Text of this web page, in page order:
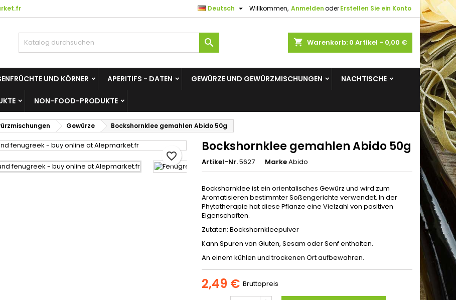
Willkommen, AnmeldenoderErstellen Sie ein Konto
Deutsch 
shopping_cart Warenkorb: 0 Artikel - 0,00 €

UND KÖRNER APERITIFS - DATEN GEWÜRZE UND GEWÜRZMISCHUNGEN NACHTISCHE
NON-FOOD-PRODUKTE
Gewürze Bockshornklee gemahlen Abido 50g
Bockshornklee gemahlen Abido 50g
Artikel-Nr.5627 MarkeAbido
Bockshornklee ist ein orientalisches Gewürz und wird zum
Aromatisieren bestimmter Soßengerichte verwendet. In der
Phytotherapie hat diese Pflanze eine Vielzahl von positiven
Eigenschaften.
Zutaten: Bockshornkleepulver
Kann Spuren von Gluten, Sesam oder Senf enthalten.
An einem kühlen und trockenen Ort aufbewahren.
2,49 € Bruttopreis
favorite_border
Mes listes d'envies
Créer une nouvelle liste
Wunschliste erstellen
Abbrechen Wunschliste erstellen
Anmelden
Sie müssen angemeldet sein, um Artikel Ihrer Wunschliste hinzufügen